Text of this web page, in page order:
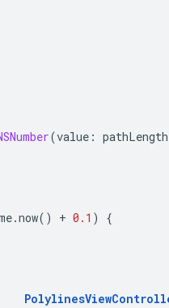
(value : pathLength
.now() + 0.1 )
{